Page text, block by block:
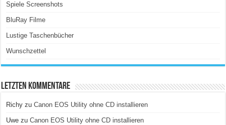
Spiele Screenshots
BluRay Filme
Lustige Taschenbücher
Wunschzettel
Letzten Kommentare
Richy zuCanon EOS Utility ohne CD installieren
Uwe zuCanon EOS Utility ohne CD installieren